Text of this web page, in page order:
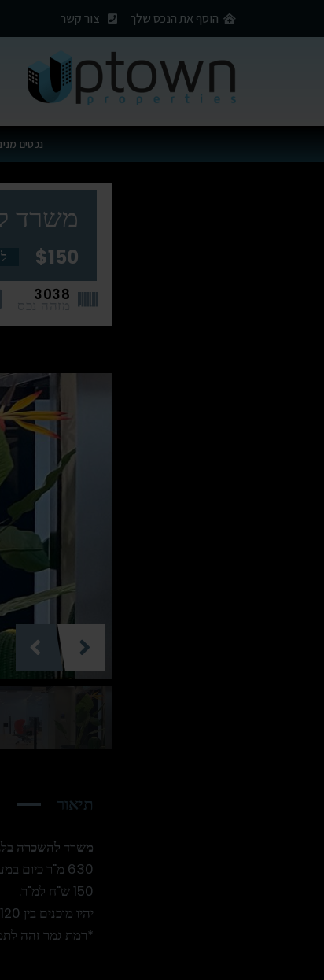
הוסף את הנכס שלך צור קשר
נכסים
משרד להשכרה 630 מ"ר
$150
3038
מזהה נכס
תיאור
משרד להשכרה
630 מ"ר כיום במעטפת יהיו מוכנים בגמר מלא יוקרתי + ריהוט קומפלט!!
150 ש"ח למ"ר.
יהיו מוכנים בין 90-120 יום מיום חתימת הסכם!
*רמת גמר זהה